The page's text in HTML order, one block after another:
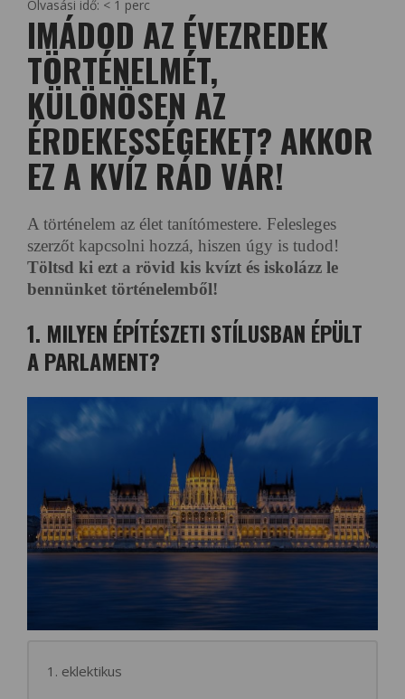
Olvasási idő: < 1 perc
IMÁDOD AZ ÉVEZREDEK
TÖRTÉNELMÉT,
KÜLÖNÖSEN AZ
ÉRDEKESSÉGEKET? AKKOR
EZ A KVÍZ RÁD VÁR!
A történelem az élet tanítómestere. Felesleges
szerzőt kapcsolni hozzá, hiszen úgy is tudod!
Töltsd ki ezt a rövid kis kvízt és iskolázz le
bennünket történelemből!
1. MILYEN ÉPÍTÉSZETI STÍLUSBAN ÉPÜLT
A PARLAMENT?
1. eklektikus